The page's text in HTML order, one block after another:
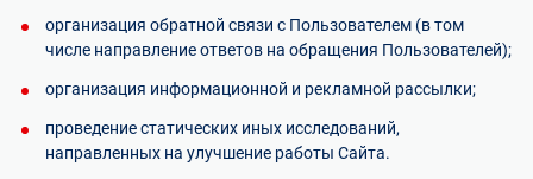
организация обратной связи с Пользователем (в том
числе направление ответов на обращения Пользователей);
организация информационной и рекламной рассылки;
проведение статических иных исследований,
направленных на улучшение работы Сайта.